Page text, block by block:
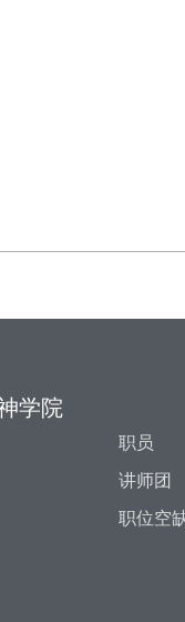
学院
职员
讲师团
职位空